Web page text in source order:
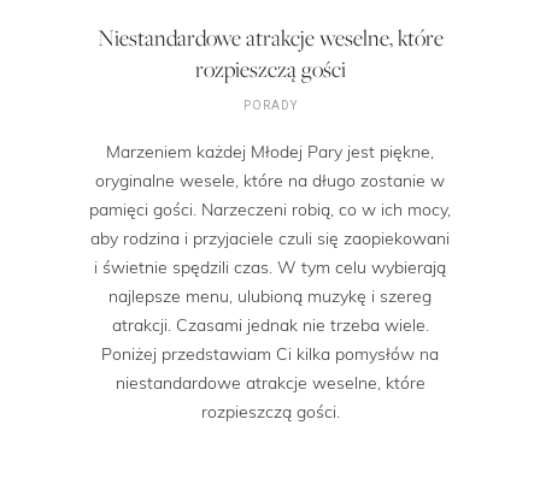
Niestandardowe atrakcje weselne, które
rozpieszczą gości
PORADY
Marzeniem każdej Młodej Pary jest piękne,
oryginalne wesele, które na długo zostanie w
pamięci gości. Narzeczeni robią, co w ich mocy,
aby rodzina i przyjaciele czuli się zaopiekowani
i świetnie spędzili czas. W tym celu wybierają
najlepsze menu, ulubioną muzykę i szereg
atrakcji. Czasami jednak nie trzeba wiele.
Poniżej przedstawiam Ci kilka pomysłów na
niestandardowe atrakcje weselne, które
rozpieszczą gości.